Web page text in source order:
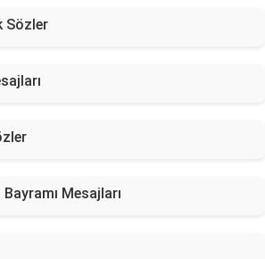
Sözler
Mesajları